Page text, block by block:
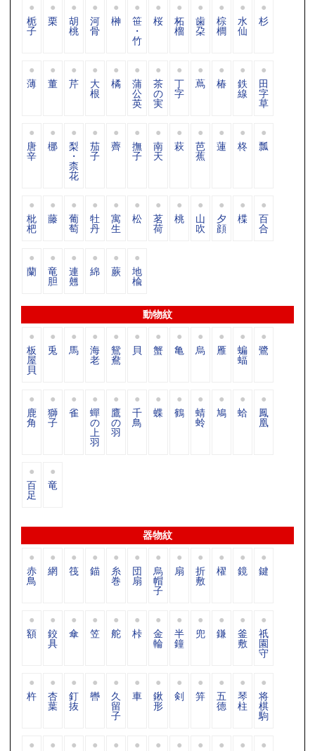
栀
子
栗 胡
桃
河
骨
榊 笹
・
竹
桜 柘
榴
歯
朶
棕
櫚
水
仙
杉
薄 董 芹 大
根
橘 蒲
公
英
茶
の
実
丁
字
蔦 椿 鉄
線
田
字
草
唐
辛
梛 梨
・
柰
花
茄
子
薺 撫
子
南
天
萩 芭
蕉
蓮 柊 瓢
枇
杷
藤 葡
萄
牡
丹
寓
生
松 茗
荷
桃 山
吹
夕
顔
楪 百
合
蘭 竜
胆
連
翹
綿 蕨 地
楡
動物紋
板
屋
貝
兎 馬 海
老
鴛
鴦
貝 蟹 亀 烏 雁 蝙
蝠
鷺
鹿
角
獅
子
雀 蟬
の
上
羽
鷹
の
羽
千
鳥
蝶 鶴 蜻
蛉
鳩 蛤 鳳
凰
百
足
竜
器物紋
赤
鳥
網 筏 錨 糸
巻
団
扇
烏
帽
子
扇 折
敷
櫂 鏡 鍵
額 鉸
具
傘 笠 舵 桛 金
輪
半
鐘
兜 鎌 釜
敷
祇
園
守
杵 杏
葉
釘
抜
轡 久
留
子
車 鍬
形
剣 笄 五
德
琴
柱
将
棋
駒